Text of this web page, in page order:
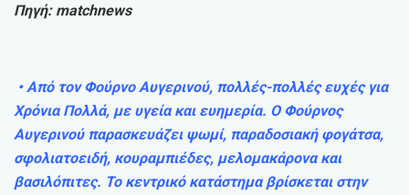
Πηγή: matchnews
• Από τον Φούρνο Αυγερινού, πολλές-πολλές ευχές για
Χρόνια Πολλά, με υγεία και ευημερία. Ο Φούρνος
Αυγερινού παρασκευάζει ψωμί, παραδοσιακή φογάτσα,
σφολιατοειδή, κουραμπιέδες, μελομακάρονα και
βασιλόπιτες. Το κεντρικό κατάστημα βρίσκεται στην